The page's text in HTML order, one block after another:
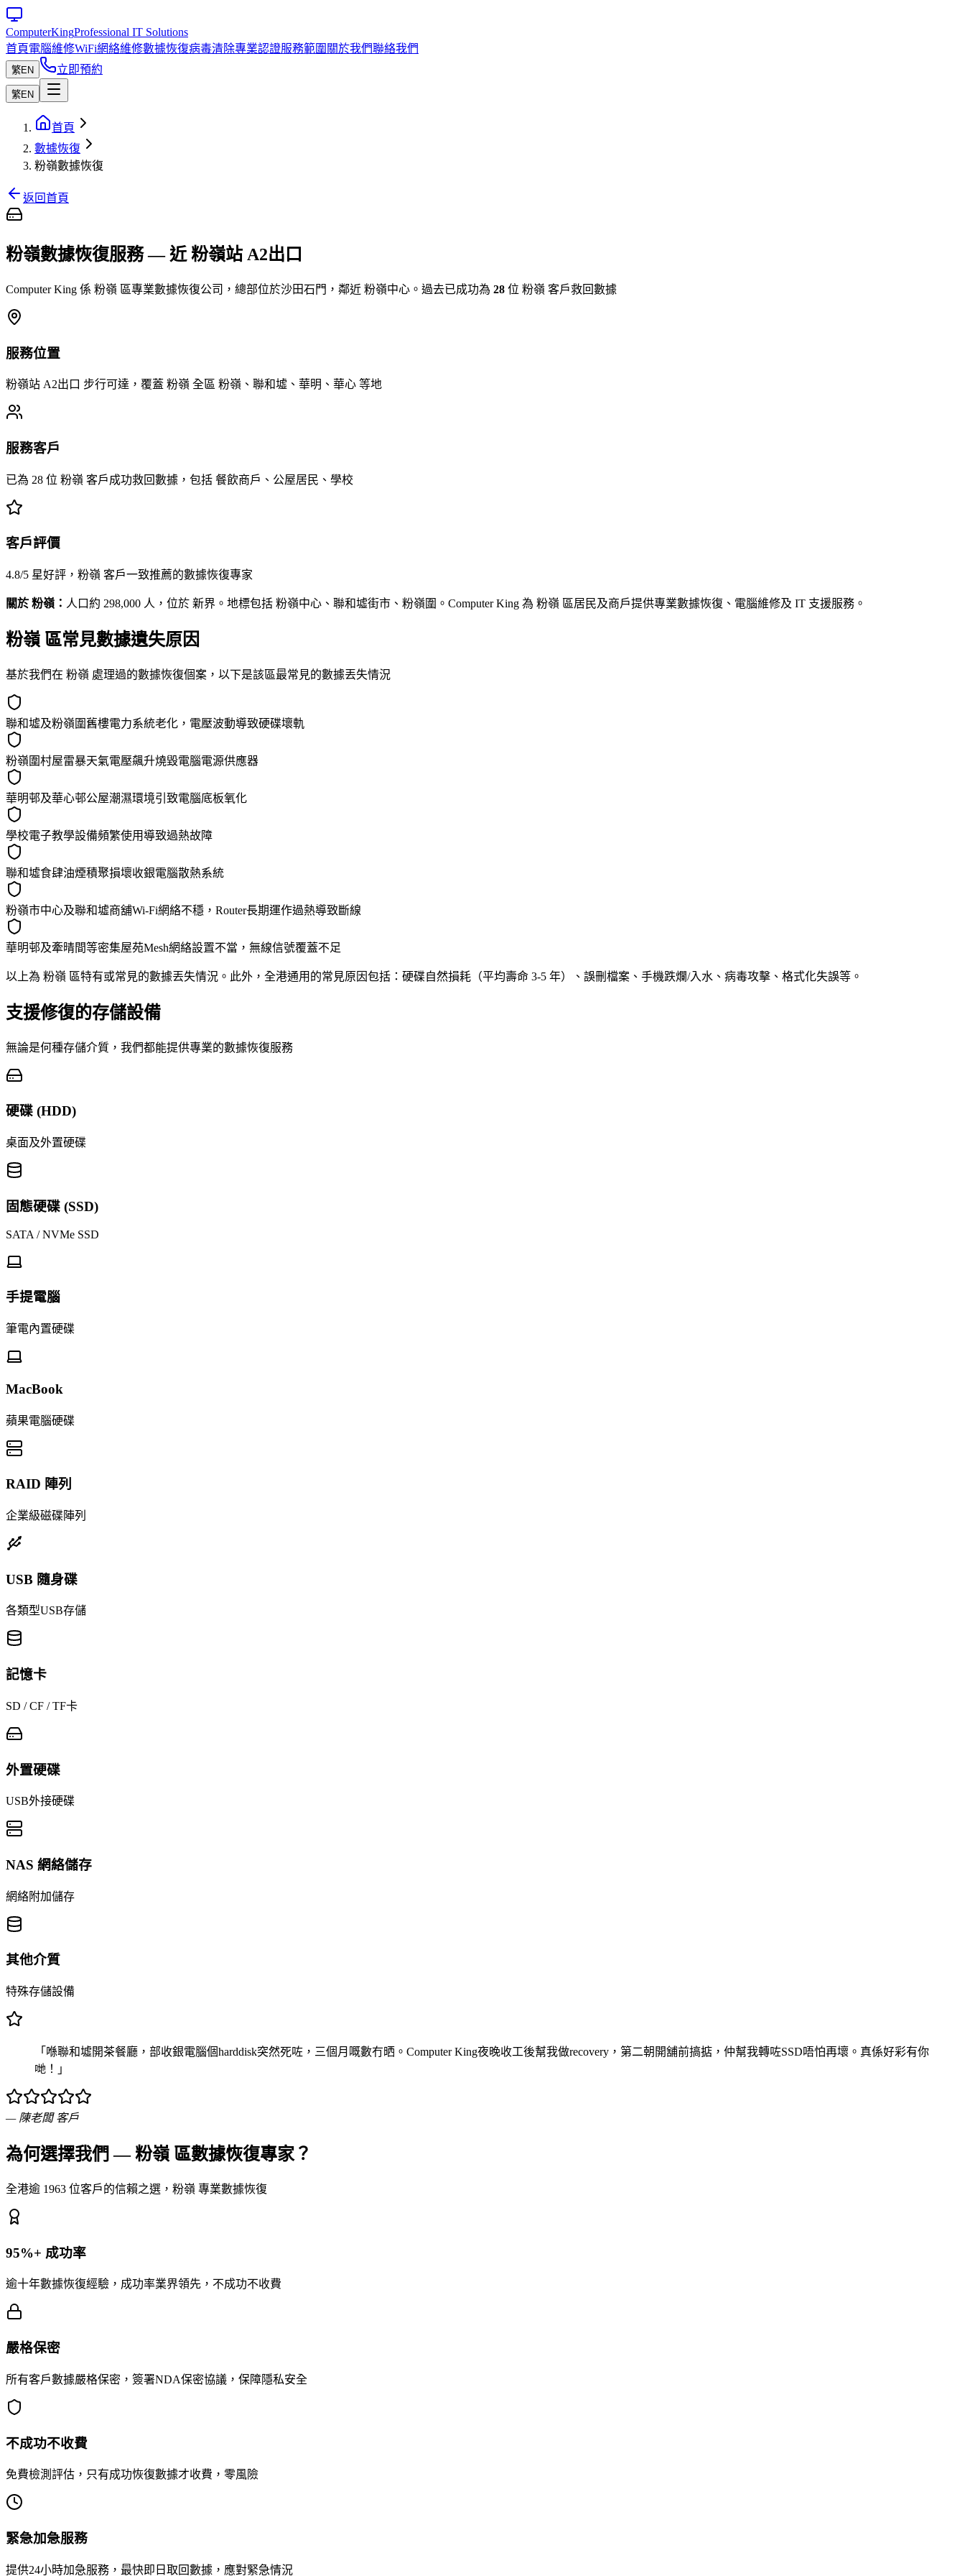
ComputerKingProfessional IT Solutions
首頁電腦維修WiFi網絡維修數據恢復病毒清除專業認證服務範圍 關於我們聯絡我們
繁EN 立即預約
繁EN
首頁
數據恢復
粉嶺數據恢復
返回首頁
粉嶺數據恢復服務 — 近 粉嶺站 A2出口
Computer King 係 粉嶺 區專業數據恢復公司，總部位於沙田石門，鄰近 粉嶺中心。過去已成功為 28 位 粉嶺 客戶救回數據
服務位置
粉嶺站 A2出口 步行可達，覆蓋 粉嶺 全區 粉嶺、聯和墟、華明、華心 等地
服務客戶
已為 28 位 粉嶺 客戶成功救回數據，包括 餐飲商戶、公屋居民、學校
客戶評價
4.8/5 星好評，粉嶺 客戶一致推薦的數據恢復專家
關於 粉嶺： 人口約 298,000 人，位於 新界。地標包括 粉嶺中心、聯和墟街市、粉嶺圍。Computer King 為 粉嶺 區居民及商戶提供專業數據恢復、電腦維修及 IT 支援服務。
粉嶺 區常見數據遺失原因
基於我們在 粉嶺 處理過的數據恢復個案，以下是該區最常見的數據丟失情況
聯和墟及粉嶺圍舊樓電力系統老化，電壓波動導致硬碟壞軌
粉嶺圍村屋雷暴天氣電壓飆升燒毀電腦電源供應器
華明邨及華心邨公屋潮濕環境引致電腦底板氧化
學校電子教學設備頻繁使用導致過熱故障
聯和墟食肆油煙積聚損壞收銀電腦散熱系統
粉嶺市中心及聯和墟商舖Wi-Fi網絡不穩，Router長期運作過熱導致斷線
華明邨及牽晴間等密集屋苑Mesh網絡設置不當，無線信號覆蓋不足
以上為 粉嶺 區特有或常見的數據丟失情況。此外，全港通用的常見原因包括：硬碟自然損耗（平均壽命 3-5 年）、誤刪檔案、手機跌爛/入水、病毒攻擊、格式化失誤等。
支援修復的存儲設備
無論是何種存儲介質，我們都能提供專業的數據恢復服務
硬碟 (HDD)
桌面及外置硬碟
固態硬碟 (SSD)
SATA / NVMe SSD
手提電腦
筆電內置硬碟
MacBook
蘋果電腦硬碟
RAID 陣列
企業級磁碟陣列
USB 隨身碟
各類型USB存儲
記憶卡
SD / CF / TF卡
外置硬碟
USB外接硬碟
NAS 網絡儲存
網絡附加儲存
其他介質
特殊存儲設備
「喺聯和墟開茶餐廳，部收銀電腦個harddisk突然死咗，三個月嘅數冇晒。Computer King夜晚收工後幫我做recovery，第二朝開舖前搞掂，仲幫我轉咗SSD唔怕再壞。真係好彩有你
哋！」
— 陳老闆客戶
為何選擇我們 — 粉嶺 區數據恢復專家？
全港逾 1963 位客戶的信賴之選，粉嶺 專業數據恢復
95%+ 成功率
逾十年數據恢復經驗，成功率業界領先，不成功不收費
嚴格保密
所有客戶數據嚴格保密，簽署NDA保密協議，保障隱私安全
不成功不收費
免費檢測評估，只有成功恢復數據才收費，零風險
緊急加急服務
提供24小時加急服務，最快即日取回數據，應對緊急情況